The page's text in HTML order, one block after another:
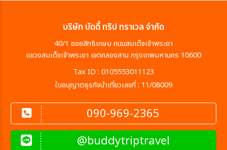
บริษัท บัดดี้ ทริป ทราเวล จำกัด
40/1 ซอยสิทธิเกษม ถนนสมเด็จเจ้าพระยา
แขวงสมเด็จเจ้าพระยา เขตคลองสาน กรุงเทพมหานคร 10600
Tax ID : 0105553011123
ใบอนุญาตธุรกิจนำเที่ยวเลขที่ : 11/08009
090-969-2365
@buddytriptravel